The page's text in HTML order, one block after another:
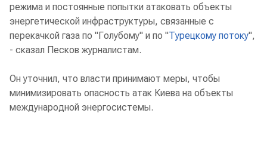
режима и постоянные попытки атаковать объекты
энергетической инфраструктуры, связанные с
перекачкой газа по "Голубому" и по "Турецкому потоку",
- сказал Песков журналистам.
Он уточнил, что власти принимают меры, чтобы
минимизировать опасность атак Киева на объекты
международной энергосистемы.